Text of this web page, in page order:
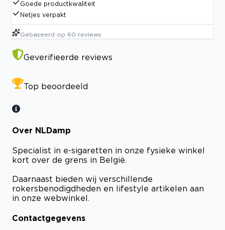
Goede productkwaliteit
Netjes verpakt
Gebaseerd op 60 reviews
Geverifieerde reviews
Top beoordeeld
Over NLDamp
Specialist in e-sigaretten in onze fysieke winkel
kort over de grens in België.
Daarnaast bieden wij verschillende
rokersbenodigdheden en lifestyle artikelen aan
in onze webwinkel.
Contactgegevens